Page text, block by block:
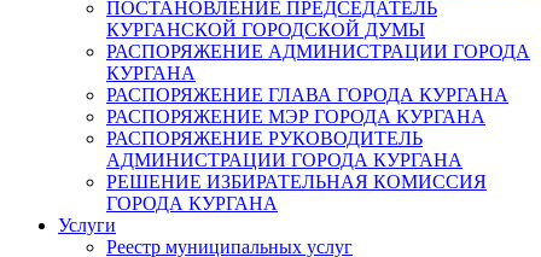
ПОСТАНОВЛЕНИЕ ПРЕДСЕДАТЕЛЬ
КУРГАНСКОЙ ГОРОДСКОЙ ДУМЫ
РАСПОРЯЖЕНИЕ АДМИНИСТРАЦИИ ГОРОДА
КУРГАНА
РАСПОРЯЖЕНИЕ ГЛАВА ГОРОДА КУРГАНА
РАСПОРЯЖЕНИЕ МЭР ГОРОДА КУРГАНА
РАСПОРЯЖЕНИЕ РУКОВОДИТЕЛЬ
АДМИНИСТРАЦИИ ГОРОДА КУРГАНА
РЕШЕНИЕ ИЗБИРАТЕЛЬНАЯ КОМИССИЯ
ГОРОДА КУРГАНА
Услуги
Реестр муниципальных услуг